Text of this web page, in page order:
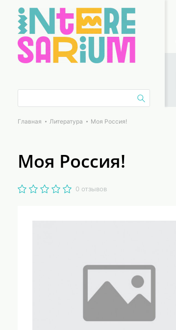
Главная Литература Моя Россия!
Моя Россия!
0 отзывов